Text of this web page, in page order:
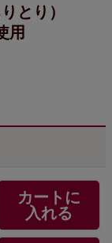
とり）
用
カートに
入れる